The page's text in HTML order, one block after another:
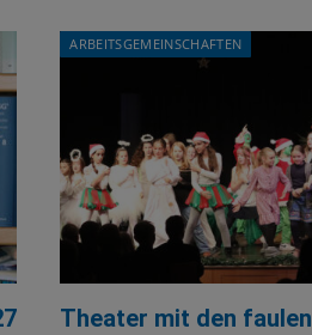
ARBEITSGEMEINSCHAFTEN
Theater mit den faulen